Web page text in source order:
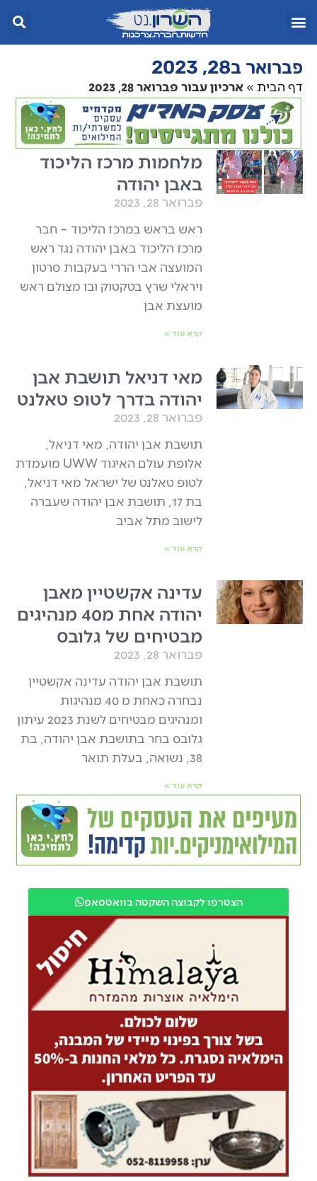
פברואר ב28, 2023
דף הבית » ארכיון עבור פברואר 28, 2023
מלחמות מרכז הליכוד
באבן יהודה
פברואר 28, 2023
ראש בראש במרכז הליכוד – חבר
מרכז הליכוד באבן יהודה נגד ראש
המועצה אבי הררי בעקבות סרטון
ויראלי שרץ בטקטוק ובו מצולם ראש
מועצת אבן
קרא עוד »
מאי דניאל תושבת אבן
יהודה בדרך לטופ טאלנט
פברואר 28, 2023
תושבת אבן יהודה, מאי דניאל,
אלופת עולם האיגוד UWW מועמדת
לטופ טאלנט של ישראל מאי דניאל,
בת 17, תושבת אבן יהודה שעברה
לישוב מתל אביב
קרא עוד »
עדינה אקשטיין מאבן
יהודה אחת מ40 מנהיגים
מבטיחים של גלובס
פברואר 28, 2023
תושבת אבן יהודה עדינה אקשטיין
נבחרה כאחת מ 40 מנהיגות
ומנהיגים מבטיחים לשנת 2023 עיתון
גלובס בחר בתושבת אבן יהודה, בת
38, נשואה, בעלת תואר
קרא עוד »
הצטרפו לקבוצה השקטה בוואטסאפ